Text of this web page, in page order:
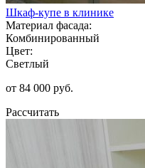
Шкаф-купе в клинике
Материал фасада:
Комбинированный
Цвет:
Светлый
от 84 000 руб.
Рассчитать